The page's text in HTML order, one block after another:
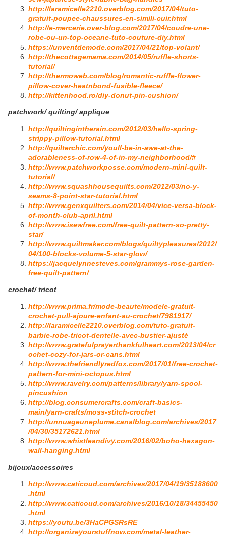
http://laramicelle2210.overblog.com/2017/04/tuto-
gratuit-poupee-chaussures-en-simili-cuir.html
http://e-mercerie.over-blog.com/2017/04/coudre-une-
robe-ou-un-top-oceane-tuto-couture-diy.html
https://unventdemode.com/2017/04/21/top-volant/
http://thecottagemama.com/2014/05/ruffle-shorts-
tutorial/
http://thermoweb.com/blog/romantic-ruffle-flower-
pillow-cover-heatnbond-fusible-fleece/
http://kittenhood.ro/diy-donut-pin-cushion/
patchwork/ quilting/ applique
http://quiltingintherain.com/2012/03/hello-spring-
strippy-pillow-tutorial.html
http://quilterchic.com/youll-be-in-awe-at-the-
adorableness-of-row-4-of-in-my-neighborhood/#
http://www.patchworkposse.com/modern-mini-quilt-
tutorial/
http://www.squashhousequilts.com/2012/03/no-y-
seams-8-point-star-tutorial.html
http://www.genxquilters.com/2014/04/vice-versa-block-
of-month-club-april.html
http://www.isewfree.com/free-quilt-pattern-so-pretty-
star/
http://www.quiltmaker.com/blogs/quiltypleasures/2012/
04/100-blocks-volume-5-star-glow/
https://jacquelynnesteves.com/grammys-rose-garden-
free-quilt-pattern/
crochet/ tricot
http://www.prima.fr/mode-beaute/modele-gratuit-
crochet-pull-ajoure-enfant-au-crochet/7981917/
http://laramicelle2210.overblog.com/tuto-gratuit-
barbie-robe-tricot-dentelle-avec-bustier-ajusté
http://www.gratefulprayerthankfulheart.com/2013/04/cr
ochet-cozy-for-jars-or-cans.html
http://www.thefriendlyredfox.com/2017/01/free-crochet-
pattern-for-mini-octopus.html
http://www.ravelry.com/patterns/library/yarn-spool-
pincushion
http://blog.consumercrafts.com/craft-basics-
main/yarn-crafts/moss-stitch-crochet
http://unnuageuneplume.canalblog.com/archives/2017
/04/30/35172621.html
http://www.whistleandivy.com/2016/02/boho-hexagon-
wall-hanging.html
bijoux/accessoires
http://www.caticoud.com/archives/2017/04/19/35188600
.html
http://www.caticoud.com/archives/2016/10/18/34455450
.html
https://youtu.be/3HaCPGSRsRE
http://organizeyourstuffnow.com/metal-leather-